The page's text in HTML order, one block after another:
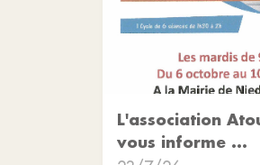
L'association
vous informe ...